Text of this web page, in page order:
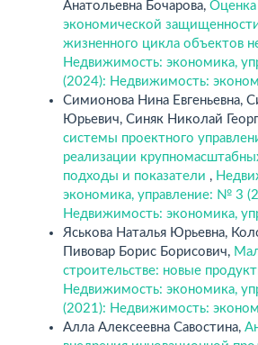
Анатольевна Бочарова, Оценка
экономической защищенности
жизненного цикла объектов
Недвижимость: экономика,
(2024): Недвижимость:
Симионова Нина Евгеньевна,
Юрьевич, Синяк Николай
системы проектного
реализации
подходы и показатели ,
экономика, управление: № 3
Недвижимость: экономика,
Яськова Наталья Юрьевна,
Пивовар Борис Борисович,
строительстве: новые
Недвижимость: экономика,
(2021): Недвижимость:
Алла Алексеевна Савостина,